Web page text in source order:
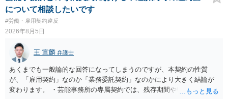
について相談したいです
#労働・雇用契約違反
2026年8月5日
王 宣麟 弁護士
あくまでも一般論的な回答になってしまうのですが、本契約の性質
が、「雇用契約」なのか「業務委託契約」なのかにより大きく結論が
変わります。 ・芸能事務所の専属契約では、残存期間や報酬額、投下